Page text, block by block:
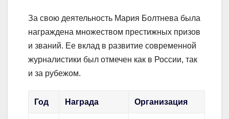
За свою деятельность Мария Болтнева была
награждена множеством престижных призов
и званий. Ее вклад в развитие современной
журналистики был отмечен как в России, так
и за рубежом.
Год Награда Организация